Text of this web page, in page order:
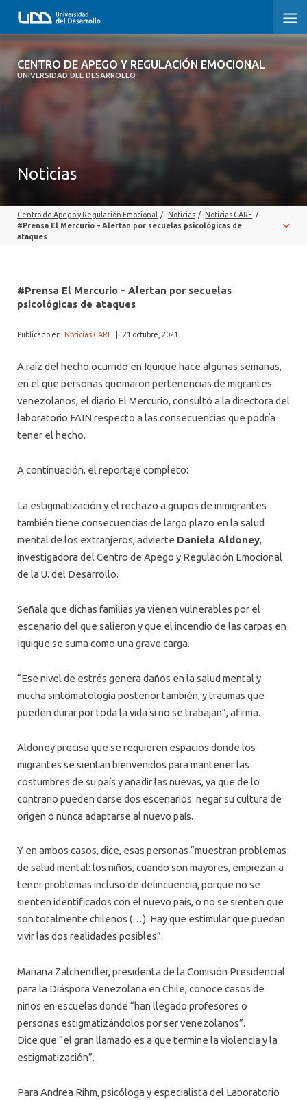
CENTRO DE APEGO Y REGULACIÓN EMOCIONAL
UNIVERSIDAD DEL DESARROLLO
CENTRO DE APEGO Y REGULACIÓN
EMOCIONAL
EQUIPO
INFRAESTRUCTURA Y EQUIPAMIENTO
Noticias
Centro de Apego y Regulación Emocional / Noticias / Noticias CARE /
#Prensa El Mercurio – Alertan por secuelas psicológicas de
ataques
#Prensa El Mercurio – Alertan por secuelas
psicológicas de ataques
Publicado en: Noticias CARE 21 octubre, 2021
A raíz del hecho ocurrido en Iquique hace algunas semanas,
en el que personas quemaron pertenencias de migrantes
venezolanos, el diario El Mercurio, consultó a la directora del
laboratorio FAIN respecto a las consecuencias que podría
tener el hecho.
A continuación, el reportaje completo:
La estigmatización y el rechazo a grupos de inmigrantes
también tiene consecuencias de largo plazo en la salud
mental de los extranjeros, advierte Daniela Aldoney,
investigadora del Centro de Apego y Regulación Emocional
de la U. del Desarrollo.
Señala que dichas familias ya vienen vulnerables por el
escenario del que salieron y que el incendio de las carpas en
Iquique se suma como una grave carga.
“Ese nivel de estrés genera daños en la salud mental y
mucha sintomatología posterior también, y traumas que
pueden durar por toda la vida si no se trabajan”, afirma.
Aldoney precisa que se requieren espacios donde los
migrantes se sientan bienvenidos para mantener las
costumbres de su país y añadir las nuevas, ya que de lo
contrario pueden darse dos escenarios: negar su cultura de
origen o nunca adaptarse al nuevo país.
Y en ambos casos, dice, esas personas “muestran problemas
de salud mental: los niños, cuando son mayores, empiezan a
tener problemas incluso de delincuencia, porque no se
sienten identificados con el nuevo país, o no se sienten que
son totalmente chilenos (…). Hay que estimular que puedan
vivir las dos realidades posibles”.
Mariana Zalchendler, presidenta de la Comisión Presidencial
para la Diáspora Venezolana en Chile, conoce casos de
niños en escuelas donde “han llegado profesores o
personas estigmatizándolos por ser venezolanos”.
Dice que “el gran llamado es a que termine la violencia y la
estigmatización”.
Para Andrea Rihm, psicóloga y especialista del Laboratorio